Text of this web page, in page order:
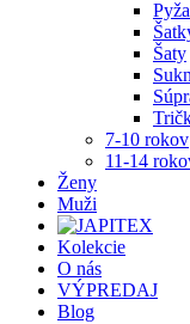
Šaty
7-10 rokov
11-14
Ženy
Muži
Kolekcie
O nás
VÝPREDAJ
Blog